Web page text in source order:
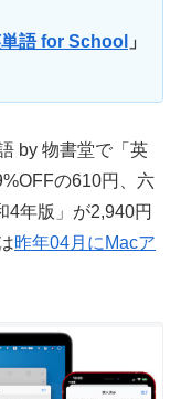
語 for School 」
by 物書堂で「英
の610円、六
4年版」が2,940円
昨年04月にMacア